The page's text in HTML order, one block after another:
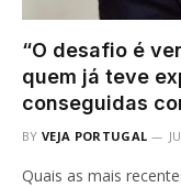
“O desafio é
quem já teve
conseguidas
BY VEJA PORTUGAL
Quais as mais